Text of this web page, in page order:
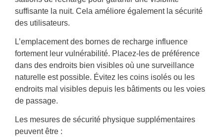
suffisante la nuit. Cela améliore également la sécurité
des utilisateurs.
L’emplacement des bornes de recharge influence
fortement leur vulnérabilité. Placez-les de préférence
dans des endroits bien visibles où une surveillance
naturelle est possible. Évitez les coins isolés ou les
endroits mal visibles depuis les bâtiments ou les voies
de passage.
Les mesures de sécurité physique supplémentaires
peuvent être :